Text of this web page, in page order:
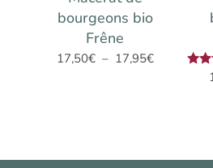
bourgeons bio
Frêne
17,50€ – 17,95€Plage
17,95€
Note